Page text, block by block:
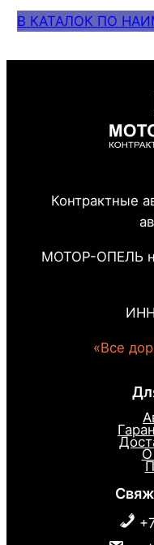
В КАТАЛОК ПО
Контрактные
МОТОР-ОПЕЛЬ
«Все
О